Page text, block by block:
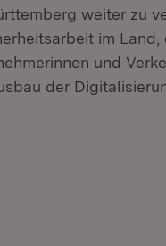
weiter zu
im
und
der